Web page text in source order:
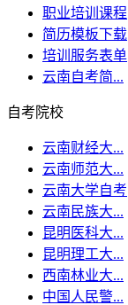
职业培训课程
简历模板下载
培训服务表单
云南自考简...
自考院校
云南财经大...
云南师范大...
云南大学自考
云南民族大...
昆明医科大...
昆明理工大...
西南林业大...
中国人民警...